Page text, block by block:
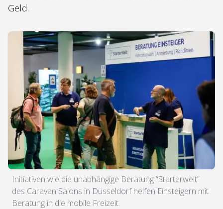
Geld.
Initiativen wie die unabhängige Beratung “Starterwelt”
des Caravan Salons in Düsseldorf helfen Einsteigern mit
Beratung in die mobile Freizeit.